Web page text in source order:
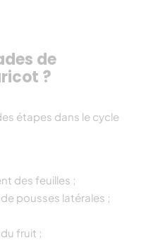
de
?
étapes dans le cycle
des feuilles ;
pousses latérales ;
fruit ;